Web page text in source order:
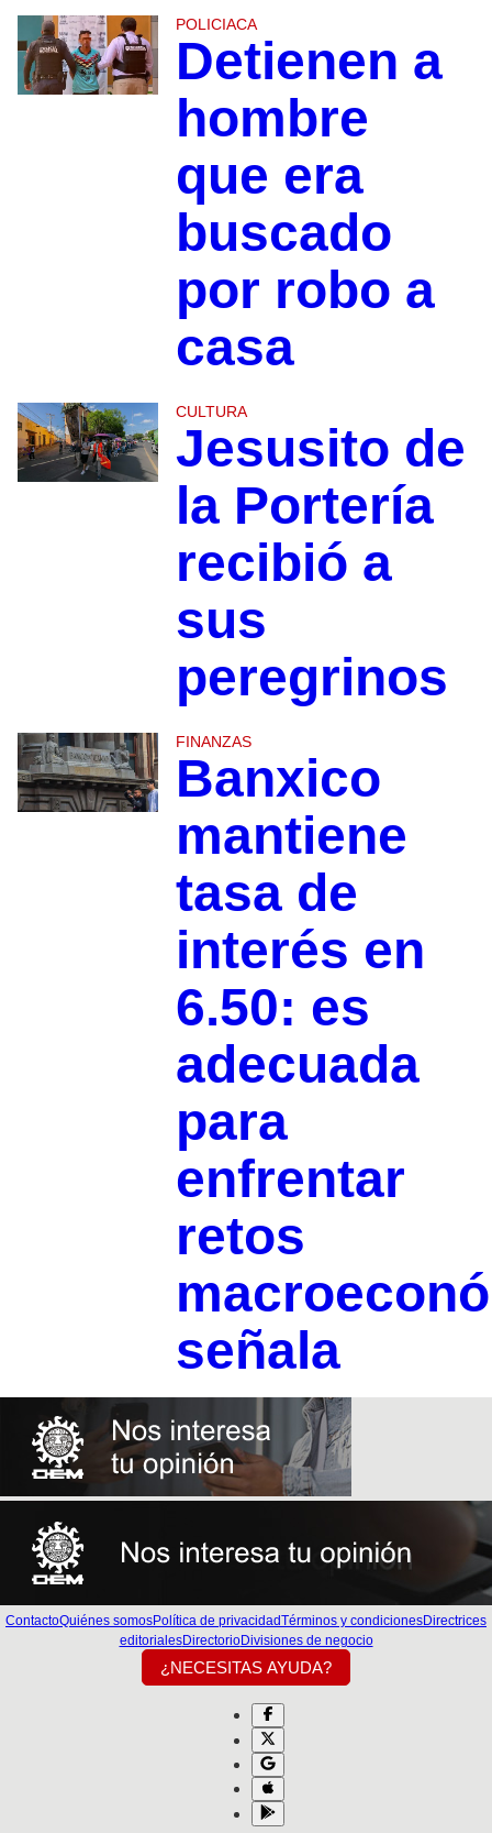
POLICIACA
Detienen a
hombre
que era
buscado
por robo a
casa
CULTURA
Jesusito de
la Portería
recibió a
sus
peregrinos
FINANZAS
Banxico
mantiene
tasa de
interés en
6.50: es
adecuada
para
enfrentar
retos
señala
ContactoQuiénes somosPolítica de privacidadTérminos y condicionesDirectrices
editorialesDirectorioDivisiones de negocio
¿NECESITAS AYUDA?